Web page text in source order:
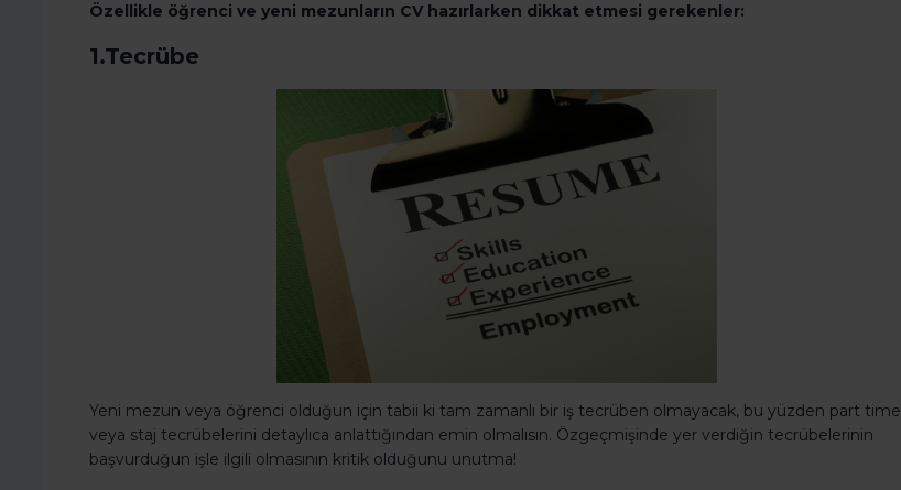
Özellikle öğrenci ve yeni mezunların CV hazırlarken dikkat etmesi gerekenler:
1.Tecrübe
Yeni mezun veya öğrenci olduğun için tabii ki tam zamanlı bir iş tecrüben olmayacak, bu yüzden part time
veya staj tecrübelerini detaylıca anlattığından emin olmalısın. Özgeçmişinde yer verdiğin tecrübelerinin
başvurduğun işle ilgili olmasının kritik olduğunu unutma!